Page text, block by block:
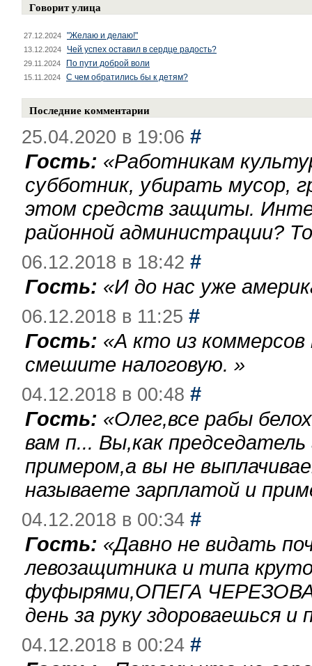
Говорит улица
27.12.2024 "Желаю и делаю!"
13.12.2024 Чей успех оставил в сердце радость?
29.11.2024 По пути доброй воли
15.11.2024 С чем обратились бы к детям?
Последние комментарии
25.04.2020 в 19:06 #
Гость: «Работникам
субботник, убирать мусор,
этом средств защиты.
районной администрации?
06.12.2018 в 18:42 #
Гость: «И до нас уже
06.12.2018 в 11:25 #
Гость: «А кто из
смешите налоговую. »
04.12.2018 в 00:48 #
Гость: «Олег,все рабы
вам п... Вы,как
примером,а вы не
называете зарплатой и
04.12.2018 в 00:34 #
Гость: «Давно не видать
левозащитника и типа
фуфырями,ОПЕГА
день за руку здороваешься
04.12.2018 в 00:24 #